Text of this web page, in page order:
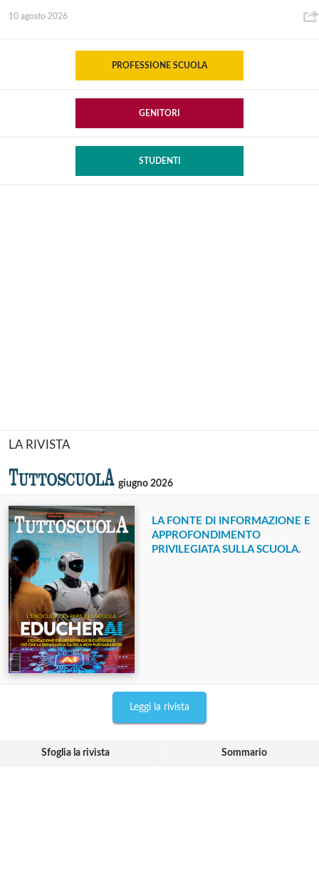
10 agosto 2026
PROFESSIONE SCUOLA
GENITORI
STUDENTI
LA RIVISTA
giugno 2026
LA FONTE DI INFORMAZIONE E
APPROFONDIMENTO
PRIVILEGIATA SULLA SCUOLA.
Leggi la rivista
Sfoglia la rivista Sommario